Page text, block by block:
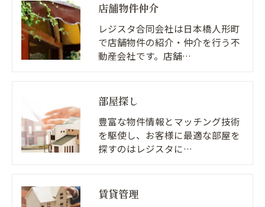
店舗物件仲介
レジスタ合同会社は日本橋人形町
で店舗物件の紹介・仲介を行う不
動産会社です。店舗…
部屋探し
豊富な物件情報とマッチング技術
を駆使し、お客様に最適な部屋を
探すのはレジスタに…
賃貸管理